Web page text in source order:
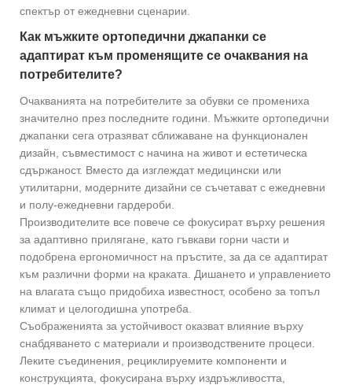
спектър от ежедневни сценарии.
Как мъжките ортопедични джапанки се
адаптират към променящите се очаквания на
потребителите?
Очакванията на потребителите за обувки се промениха
значително през последните години. Мъжките ортопедични
джапанки сега отразяват сближаване на функционален
дизайн, съвместимост с начина на живот и естетическа
сдържаност. Вместо да изглеждат медицински или
утилитарни, модерните дизайни се съчетават с ежедневни
и полу-ежедневни гардероби.
Производителите все повече се фокусират върху решения
за адаптивно прилягане, като гъвкави горни части и
подобрена ергономичност на пръстите, за да се адаптират
към различни форми на краката. Дишането и управлението
на влагата също придобиха известност, особено за топъл
климат и целогодишна употреба.
Съображенията за устойчивост оказват влияние върху
снабдяването с материали и производствените процеси.
Леките съединения, рециклируемите компоненти и
конструкцията, фокусирана върху издръжливостта,